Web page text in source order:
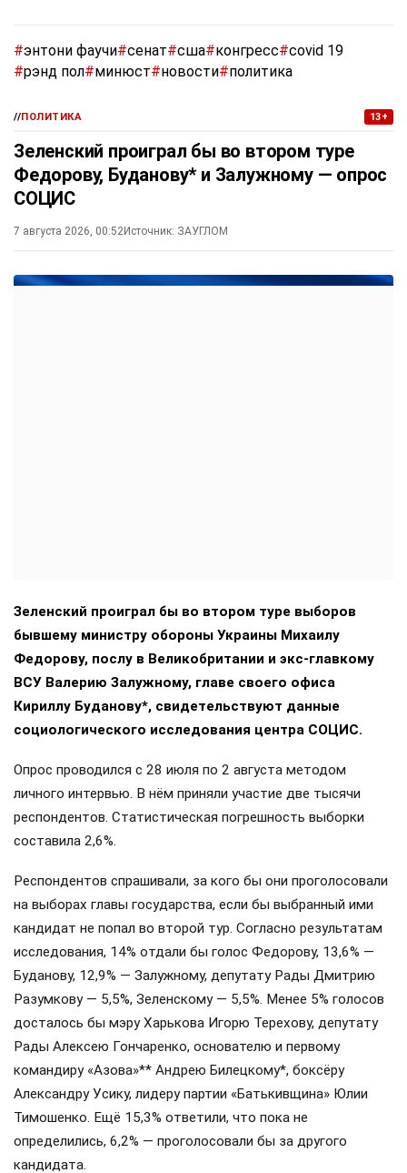
#энтони фаучи#сенат#сша#конгресс#covid 19
#рэнд пол#минюст#новости#политика
//ПОЛИТИКА 13+
Зеленский проиграл бы во втором туре
Федорову, Буданову* и Залужному — опрос
СОЦИС
7 августа 2026, 00:52Источник: ЗАУГЛОМ
Зеленский проиграл бы во втором туре выборов
бывшему министру обороны Украины Михаилу
Федорову, послу в Великобритании и экс-главкому
ВСУ Валерию Залужному, главе своего офиса
Кириллу Буданову*, свидетельствуют данные
социологического исследования центра СОЦИС.
Опрос проводился с 28 июля по 2 августа методом
личного интервью. В нём приняли участие две тысячи
респондентов. Статистическая погрешность выборки
составила 2,6%.
Респондентов спрашивали, за кого бы они проголосовали
на выборах главы государства, если бы выбранный ими
кандидат не попал во второй тур. Согласно результатам
исследования, 14% отдали бы голос Федорову, 13,6% —
Буданову, 12,9% — Залужному, депутату Рады Дмитрию
Разумкову — 5,5%, Зеленскому — 5,5%. Менее 5% голосов
досталось бы мэру Харькова Игорю Терехову, депутату
Рады Алексею Гончаренко, основателю и первому
командиру «Азова»** Андрею Билецкому*, боксёру
Александру Усику, лидеру партии «Батькивщина» Юлии
Тимошенко. Ещё 15,3% ответили, что пока не
определились, 6,2% — проголосовали бы за другого
кандидата.